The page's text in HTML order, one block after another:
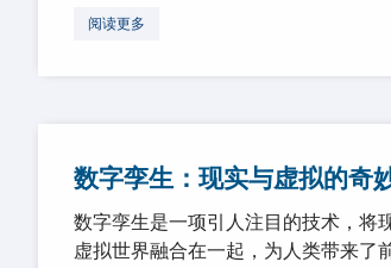
阅读更多
数字孪生：现实与虚拟的奇
数字孪生是一项引人注目的技术，将
虚拟世界融合在一起，为人类带来了